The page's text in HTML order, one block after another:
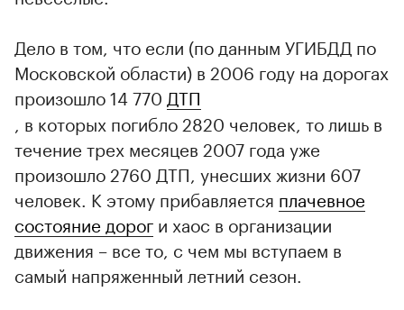
Дело в том, что если (по данным УГИБДД по
Московской области) в 2006 году на дорогах
произошло 14 770 ДТП
, в которых погибло 2820 человек, то лишь в
течение трех месяцев 2007 года уже
произошло 2760 ДТП, унесших жизни 607
человек. К этому прибавляется плачевное
состояние дорог и хаос в организации
движения – все то, с чем мы вступаем в
самый напряженный летний сезон.